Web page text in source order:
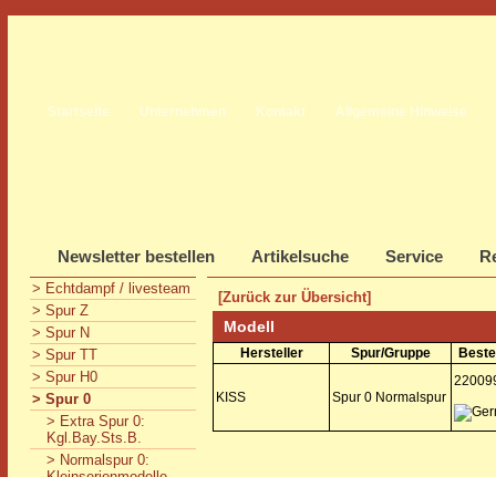
Startseite Unternehmen Kontakt Allgemeine Hinweise
Newsletter bestellen Artikelsuche Service
> Echtdampf / livesteam
> Spur Z
> Spur N
> Spur TT
> Spur H0
> Spur 0
> Extra Spur 0:
Kgl.Bay.Sts.B.
> Normalspur 0:
[Zurück zur Übersicht]
Modell
Hersteller Spur/Gruppe
KISS Spur 0 Normalspur